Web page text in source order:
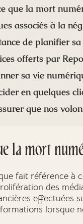
que la mort
associés à la
de planifier
offerts par
sa vie
en quelques
que nos
la mort
fait référence à
des
effectuées
lorsque